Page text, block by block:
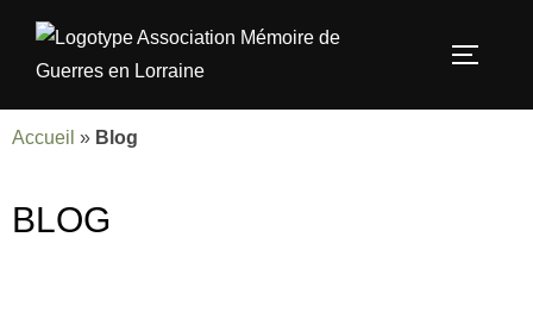
Accueil » Blog
BLOG